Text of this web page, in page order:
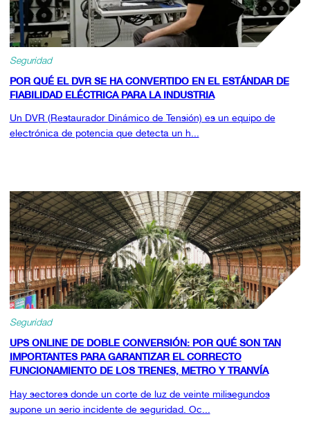
Seguridad
POR QUÉ EL DVR SE HA CONVERTIDO EN EL ESTÁNDAR DE
FIABILIDAD ELÉCTRICA PARA LA INDUSTRIA
Un DVR (Restaurador Dinámico de Tensión) es un equipo de
electrónica de potencia que detecta un h...
Seguridad
UPS ONLINE DE DOBLE CONVERSIÓN: POR QUÉ SON TAN
IMPORTANTES PARA GARANTIZAR EL CORRECTO
FUNCIONAMIENTO DE LOS TRENES, METRO Y TRANVÍA
Hay sectores donde un corte de luz de veinte milisegundos
supone un serio incidente de seguridad. Oc...